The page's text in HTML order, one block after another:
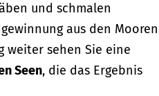
und schmalen
aus den Mooren
weiter sehen Sie eine
Seen, die das Ergebnis